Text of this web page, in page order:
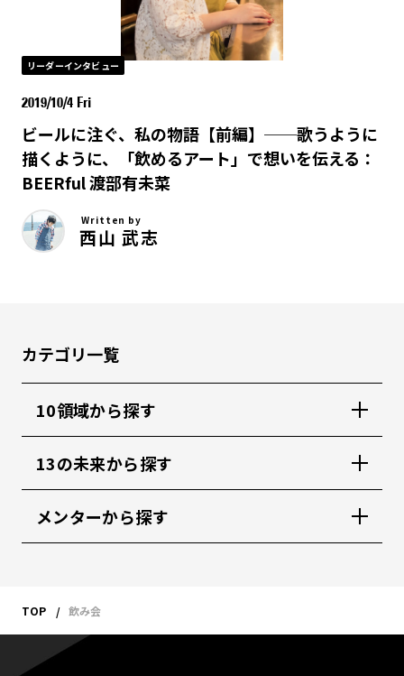
リーダーインタビュー
2019/10/4 Fri
ビールに注ぐ、私の物語【前編】──歌うように
描くように、「飲めるアート」で想いを伝える：
BEERful 渡部有未菜
Written by
西山 武志
カテゴリ一覧
10領域から探す
13の未来から探す
メンターから探す
TOP 飲み会